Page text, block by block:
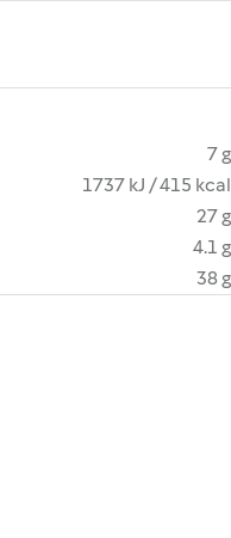
7 g
1737 kJ / 415 kcal
27 g
4.1 g
38 g